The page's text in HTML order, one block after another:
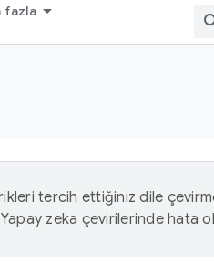
fazla
tercih ettiğiniz dile
zeka çevirilerinde hata